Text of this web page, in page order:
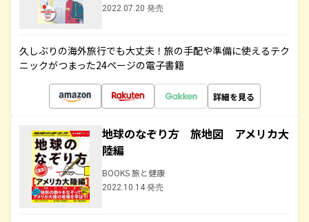
2022.07.20 発売
久しぶりの海外旅行でも大丈夫！旅の手配や準備に使えるテク
ニックがつまった24ページの電子書籍
詳細を見る
地球のなぞり方 旅地図 アメリカ大
陸編
BOOKS 旅と健康
2022.10.14 発売